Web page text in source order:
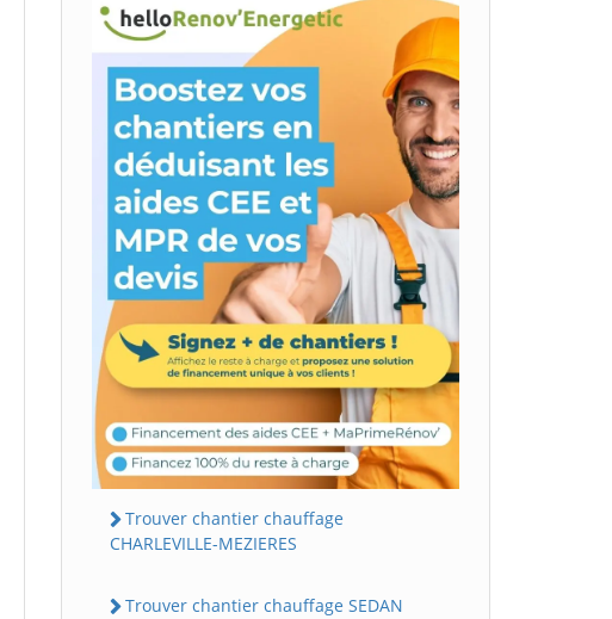
Trouver chantier chauffage
CHARLEVILLE-MEZIERES
Trouver chantier chauffage SEDAN